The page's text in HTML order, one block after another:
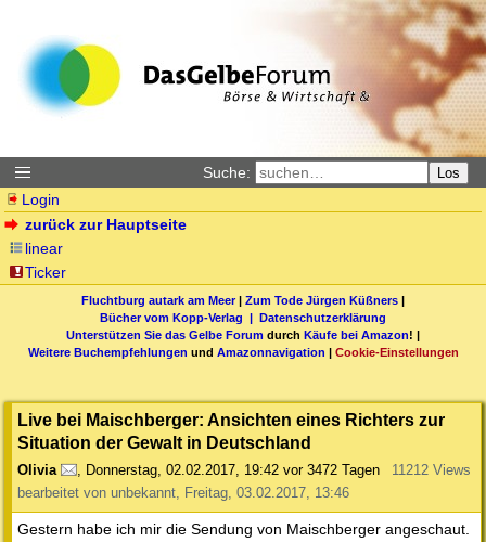
Suche: Los
Login
zurück zur Hauptseite
linear
Ticker
Fluchtburg autark am Meer| Zum Tode Jürgen Küßners |
Bücher vom Kopp-Verlag | Datenschutzerklärung
Unterstützen Sie das Gelbe Forum durch Käufe bei Amazon! |
Weitere Buchempfehlungen und Amazonnavigation | Cookie-Einstellungen
Live bei Maischberger: Ansichten eines Richters zur
Situation der Gewalt in Deutschland
Olivia , Donnerstag, 02.02.2017, 19:42 vor 3472 Tagen
11212 Views
bearbeitet von unbekannt, Freitag, 03.02.2017, 13:46
Gestern habe ich mir die Sendung von Maischberger angeschaut.